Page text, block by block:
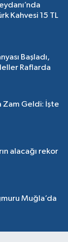
Kahvesi 15 TL
Başladı,
Raflarda
Zam Geldi: İşte
alacağı rekor
Muğla’da